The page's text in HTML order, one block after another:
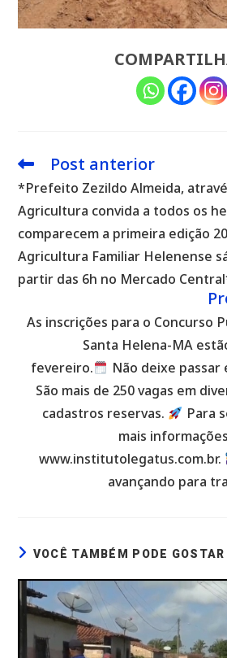
Leia
artigos
Post anterior
*Prefeito Zezildo Almeida,
Agricultura convida a todos os
comparecem a primeira edição
Agricultura Familiar Helenense
partir das 6h no Mercado
As inscrições para o Concurso
Santa Helena-MA
fevereiro.
Não deixe
São mais de 250 vagas em
cadastros reservas.
Para
mais
www.institutolegatus.com.br.
avançando para
VOCÊ TAMBÉM PODE GOSTAR